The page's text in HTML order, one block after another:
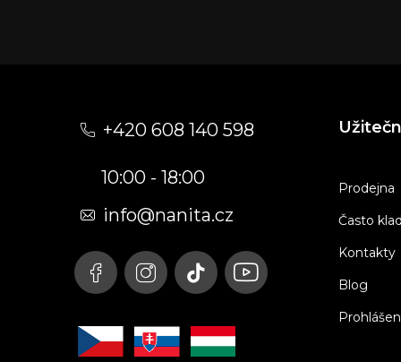
+420 608 140 598
10:00 - 18:00
info@nanita.cz
Prodejna
Často
Kontakty
Blog